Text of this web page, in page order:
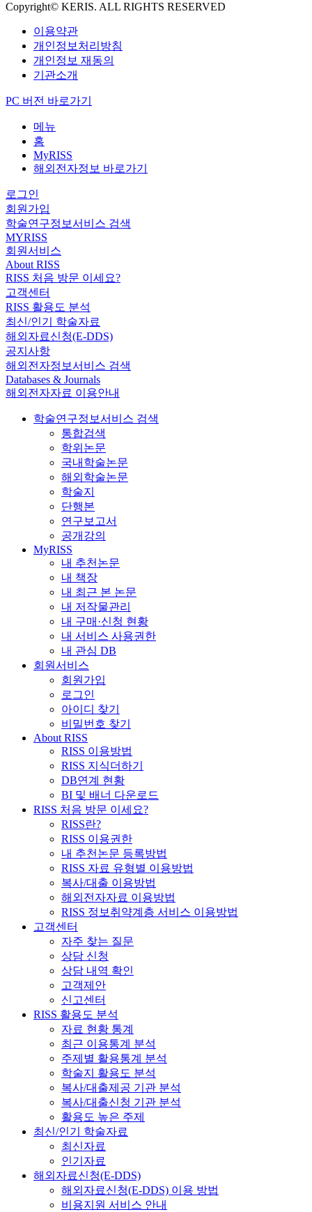
Copyright© KERIS. ALL RIGHTS RESERVED
이용약관
개인정보처리방침
개인정보 재동의
기관소개
PC 버전 바로가기
메뉴
홈
MyRISS
해외전자정보 바로가기
로그인
회원가입
학술연구정보서비스 검색
MYRISS
회원서비스
About RISS
RISS 처음 방문 이세요?
고객센터
RISS 활용도 분석
최신/인기 학술자료
해외자료신청(E-DDS)
공지사항
해외전자정보서비스 검색
Databases & Journals
해외전자자료 이용안내
학술연구정보서비스 검색
통합검색
학위논문
국내학술논문
해외학술논문
학술지
단행본
연구보고서
공개강의
MyRISS
내 추천논문
내 책장
내 최근 본 논문
내 저작물관리
내 구매·신청 현황
내 서비스 사용권한
내 관심 DB
회원서비스
회원가입
로그인
아이디 찾기
비밀번호 찾기
About RISS
RISS 이용방법
RISS 지식더하기
DB연계 현황
BI 및 배너 다운로드
RISS 처음 방문 이세요?
RISS란?
RISS 이용권한
내 추천논문 등록방법
RISS 자료 유형별 이용방법
복사/대출 이용방법
해외전자자료 이용방법
RISS 정보취약계층 서비스 이용방법
고객센터
자주 찾는 질문
상담 신청
상담 내역 확인
고객제안
신고센터
RISS 활용도 분석
자료 현황 통계
최근 이용통계 분석
주제별 활용통계 분석
학술지 활용도 분석
복사/대출제공 기관 분석
복사/대출신청 기관 분석
활용도 높은 주제
최신/인기 학술자료
최신자료
인기자료
해외자료신청(E-DDS)
해외자료신청(E-DDS) 이용 방법
비용지원 서비스 안내